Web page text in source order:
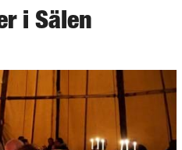
i Sälen